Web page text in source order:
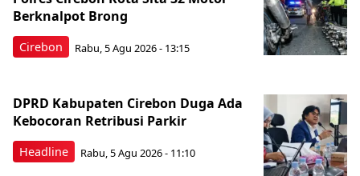
Cirebon
Berknalpot Brong
Rabu, 5 Agu 2026 - 13:15
Headline
DPRD Kabupaten Cirebon Duga Ada
Kebocoran Retribusi Parkir
Rabu, 5 Agu 2026 - 11:10